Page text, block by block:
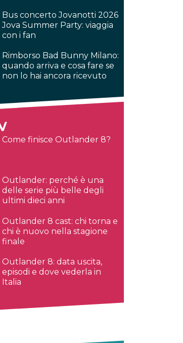
Bus concerto Jovanotti 2026
Jova Summer Party: viaggia
con i fan
Rimborso Bad Bunny Milano:
quando arriva e cosa fare se
non lo hai ancora ricevuto
Come finisce Outlander 8?
Outlander: perché è una
delle serie più belle degli
ultimi dieci anni
Outlander 8 cast: chi torna e
chi è nuovo nella stagione
finale
Outlander 8: data uscita,
episodi e dove vederla in
Italia